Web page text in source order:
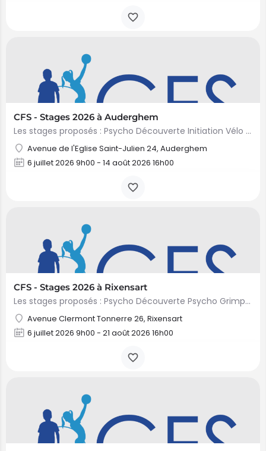
CFS - Stages 2026 à Auderghem
Les stages proposés : Psycho Découverte Initiation Vélo Mini Artiste Mini Danse Mini…
Avenue de l'Eglise Saint-Julien 24, Auderghem
6 juillet 2026 9h00 - 14 août 2026 16h00
CFS - Stages 2026 à Rixensart
Les stages proposés : Psycho Découverte Psycho Grimpette Festi Foot Mini Cirque Mini Danse &…
Avenue Clermont Tonnerre 26, Rixensart
6 juillet 2026 9h00 - 21 août 2026 16h00